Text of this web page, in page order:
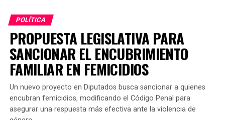
optimista. «No le tengo mucha fe al Consejo de la
Magistratura», dijo.
Y agregó sobre el titular de ese organismo: «Si hay algo
que no quiere (Horacio) Rosatti es investigar estas
POLÍTICA
PROPUESTA LEGISLATIVA PARA
SANCIONAR EL ENCUBRIMIENTO
FAMILIAR EN FEMICIDIOS
Un nuevo proyecto en Diputados busca sancionar a quienes
encubran femicidios, modificando el Código Penal para
asegurar una respuesta más efectiva ante la violencia de